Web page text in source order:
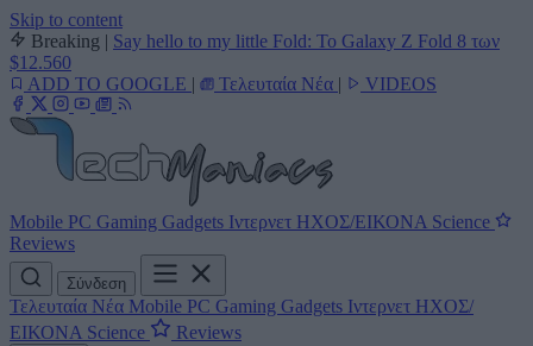
Skip to content
Breaking | Say hello to my little Fold: Το Galaxy Z Fold 8 των
$12.560
ADD TO GOOGLE | Τελευταία Νέα | VIDEOS
Mobile PC Gaming Gadgets Ιντερνετ ΗΧΟΣ/ΕΙΚΟΝΑ Science
Reviews
Σύνδεση
Τελευταία Νέα Mobile PC Gaming Gadgets Ιντερνετ ΗΧΟΣ/
ΕΙΚΟΝΑ Science Reviews